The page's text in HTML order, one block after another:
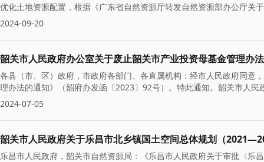
优化土地资源配置，根据《广东省自然资源厅转发自然资源部办公厅关
2024-09-20
韶关市人民政府办公室关于废止韶关市产业投资母基金管理办
各县（市、区）政府，市政府各部门、各直属机构：经市人民政府同意
理办法的通知》（韶府办发函〔2023〕92号）。特此通知。韶关市人民
2024-07-05
韶关市人民政府关于乐昌市北乡镇国土空间总体规划（
乐昌市人民政府，韶关市自然资源局：《乐昌市人民政府关于审批〈